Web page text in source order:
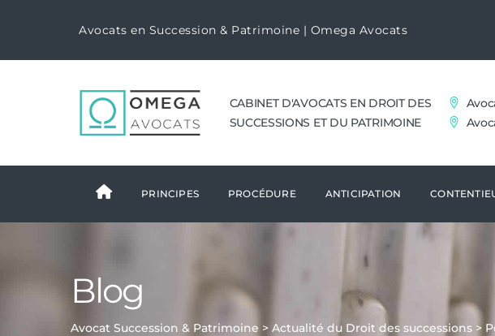
Avocats en Succession & Patrimoine | Omega Avocats
CABINET D'AVOCATS EN DROIT DES
SUCCESSIONS ET DU PATRIMOINE
PRINCIPES PROCÉDURE ANTICIPATION
Blog
Avocat Succession & Patrimoine > Actualité du Droit des successions >